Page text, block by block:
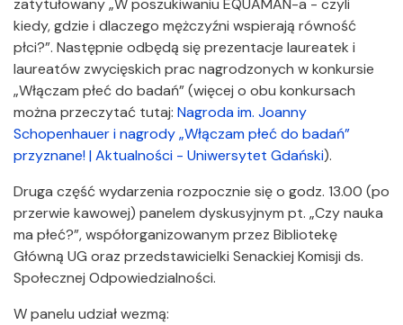
zatytułowany „W poszukiwaniu EQUAMAN-a - czyli
kiedy, gdzie i dlaczego mężczyźni wspierają równość
płci?”. Następnie odbędą się prezentacje laureatek i
laureatów zwycięskich prac nagrodzonych w konkursie
„Włączam płeć do badań” (więcej o obu konkursach
można przeczytać tutaj: Nagroda im. Joanny
Schopenhauer i nagrody „Włączam płeć do badań”
przyznane! | Aktualności - Uniwersytet Gdański).
Druga część wydarzenia rozpocznie się o godz. 13.00 (po
przerwie kawowej) panelem dyskusyjnym pt. „Czy nauka
ma płeć?”, współorganizowanym przez Bibliotekę
Główną UG oraz przedstawicielki Senackiej Komisji ds.
Społecznej Odpowiedzialności.
W panelu udział wezmą: